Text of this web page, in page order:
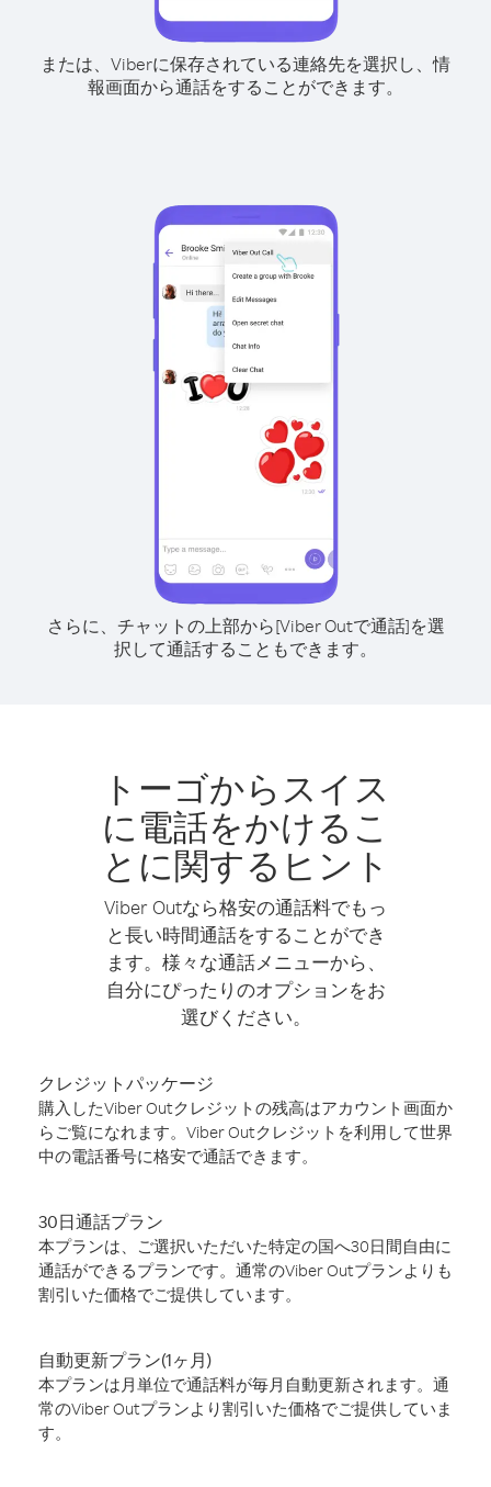
または、Viberに保存されている連絡先を選択し、情
報画面から通話をすることができます。
さらに、チャットの上部から[Viber Outで通話]を選
択して通話することもできます。
トーゴからスイス
に電話をかけるこ
とに関するヒント
Viber Outなら格安の通話料でもっ
と長い時間通話をすることができ
ます。様々な通話メニューから、
自分にぴったりのオプションをお
選びください。
クレジットパッケージ
購入したViber Outクレジットの残高はアカウント画面か
らご覧になれます。Viber Outクレジットを利用して世界
中の電話番号に格安で通話できます。
30日通話プラン
本プランは、ご選択いただいた特定の国へ30日間自由に
通話ができるプランです。通常のViber Outプランよりも
割引いた価格でご提供しています。
自動更新プラン(1ヶ月)
本プランは月単位で通話料が毎月自動更新されます。通
常のViber Outプランより割引いた価格でご提供していま
す。